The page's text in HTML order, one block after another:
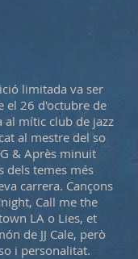
limitada va ser
el 26 d'octubre de
al mític club de jazz
al mestre del so
& Après minuit
dels temes més
carrera. Cançons
Call me the
LA o Lies, et
de JJ Cale, però
i personalitat.